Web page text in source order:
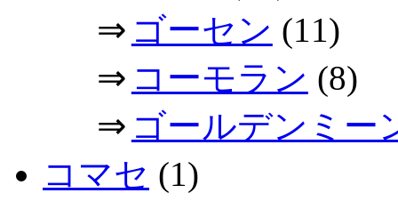
⇒ ゴーセン (11)
⇒ コーモラン (8)
⇒ ゴールデンミー
コマセ (1)